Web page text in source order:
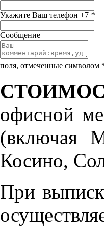
Укажите Ваш телефон +7 *
Сообщение
поля, отмеченные символом
офисной
(включая
Косино,
При